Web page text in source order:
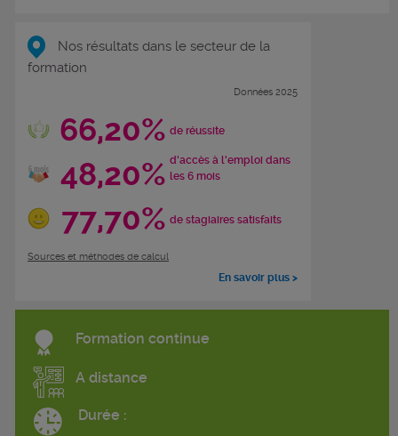
Nos résultats dans le secteur de la
formation
Données 2025
66,20% de réussite
48,20% d'accès à l'emploi dans
les 6 mois
77,70% de stagiaires satisfaits
Sources et méthodes de calcul
En savoir plus >
Formation continue
A distance
Durée :